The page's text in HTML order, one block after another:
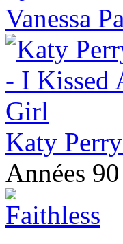
Vanessa
Katy
Années 90